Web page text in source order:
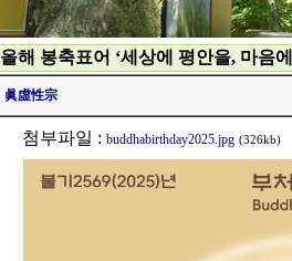
올해 봉축표어 ‘세상에 평안을, 마음
眞虛性宗
첨부파일 : buddhabirthday2025.jpg (326kb)